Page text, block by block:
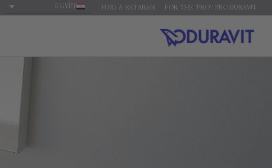
FOR THE 'PRO': PRO.DURAVIT
FIND A RETAILER
EGYPT